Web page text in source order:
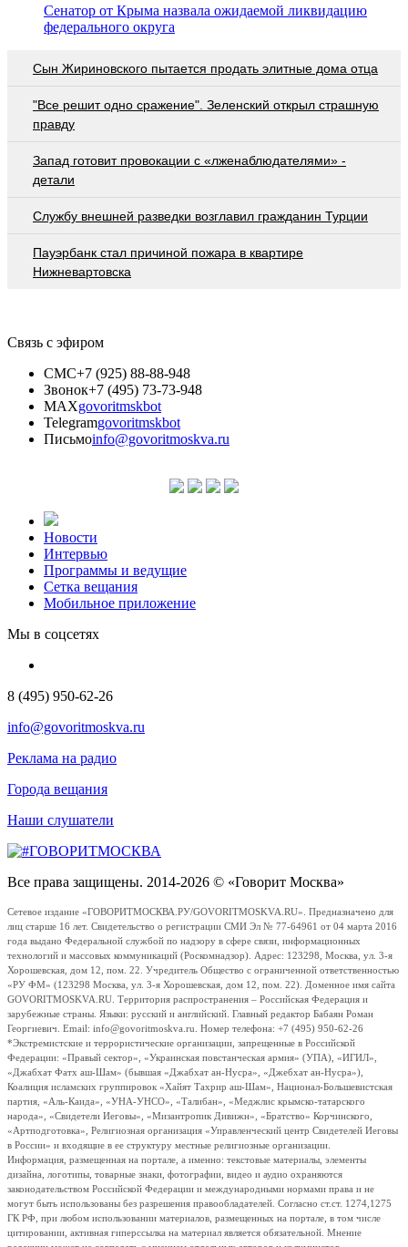
Сенатор от Крыма назвала ожидаемой ликвидацию
федерального округа
Сын Жириновского пытается продать элитные дома отца
"Все решит одно сражение". Зеленский открыл страшную
правду
Запад готовит провокации с «лженаблюдателями» -
детали
Службу внешней разведки возглавил гражданин Турции
Пауэрбанк стал причиной пожара в квартире
Нижневартовска
Связь с эфиром
СМС+7 (925) 88-88-948
Звонок+7 (495) 73-73-948
MAXgovoritmskbot
Telegramgovoritmskbot
Письмоinfo@govoritmoskva.ru
Новости
Интервью
Программы и ведущие
Сетка вещания
Мобильное приложение
Мы в соцсетях
8 (495) 950-62-26
info@govoritmoskva.ru
Реклама на радио
Города вещания
Наши слушатели
Все права защищены. 2014-2026 © «Говорит Москва»
Сетевое издание «ГОВОРИТМОСКВА.РУ/GOVORITMOSKVA.RU». Предназначено для
лиц старше 16 лет. Свидетельство о регистрации СМИ Эл № 77-64961 от 04 марта 2016
года выдано Федеральной службой по надзору в сфере связи, информационных
технологий и массовых коммуникаций (Роскомнадзор). Адрес: 123298, Москва, ул. 3-я
Хорошевская, дом 12, пом. 22. Учредитель Общество с ограниченной ответственностью
«РУ ФМ» (123298 Москва, ул. 3-я Хорошевская, дом 12, пом. 22). Доменное имя сайта
GOVORITMOSKVA.RU. Территория распространения – Российская Федерация и
зарубежные страны. Языки: русский и английский. Главный редактор Бабаян Роман
Георгиевич. Email: info@govoritmoskva.ru. Номер телефона: +7 (495) 950-62-26
*Экстремистские и террористические организации, запрещенные в Российской
Федерации: «Правый сектор», «Украинская повстанческая армия» (УПА), «ИГИЛ»,
«Джабхат Фатх аш-Шам» (бывшая «Джабхат ан-Нусра», «Джебхат ан-Нусра»),
Коалиция исламских группировок «Хайят Тахрир аш-Шам», Национал-Большевистская
партия, «Аль-Каида», «УНА-УНСО», «Талибан», «Меджлис крымско-татарского
народа», «Свидетели Иеговы», «Мизантропик Дивижн», «Братство» Корчинского,
«Артподготовка», Религиозная организация «Управленческий центр Свидетелей Иеговы
в России» и входящие в ее структуру местные религиозные организации.
Информация, размещенная на портале, а именно: текстовые материалы, элементы
дизайна, логотипы, товарные знаки, фотографии, видео и аудио охраняются
законодательством Российской Федерации и международными нормами права и не
могут быть использованы без разрешения правообладателей. Согласно ст.ст. 1274,1275
ГК РФ, при любом использовании материалов, размещенных на портале, в том числе
цитировании, активная гиперссылка на материал является обязательной. Мнение